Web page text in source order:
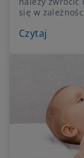
się w
problemami
Czytaj